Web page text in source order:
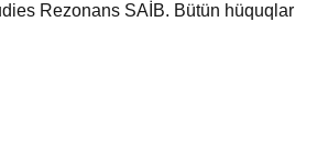
Rezonans SAİB. Bütün hüquqlar